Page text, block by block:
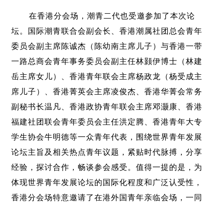
在香港分会场，潮青二代也受邀参加了本次论
坛。国际潮青联合会副会长、香港潮属社团总会青年
委员会副主席陈诚杰（陈幼南主席儿子）与香港一带
一路总商会青年事务委员会副主任林颢伊博士（林建
岳主席女儿）、香港青年联会主席杨政龙（杨受成主
席儿子）、香港菁英会主席凌俊杰、香港华菁会常务
副秘书长温凡、香港政协青年联会主席邓灏康、香港
福建社团联会青年委员会主任洪定腾、香港青年大专
学生协会牛明德等一众青年代表，围绕世界青年发展
论坛主旨及相关热点青年议题，紧贴时代脉搏，分享
经验，探讨合作，畅谈参会感受。值得一提的是，为
体现世界青年发展论坛的国际化程度和广泛认受性，
香港分会场特意邀请了在港外国青年亲临会场，一同